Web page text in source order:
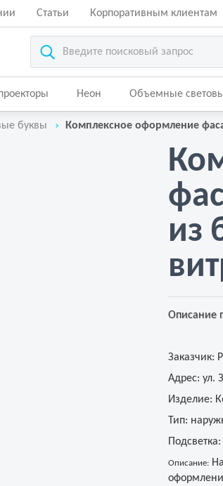
Статьи Корпоративным клиентам
Неон Объемные
буквы Комплексное оформление
из
Описание
Заказчик:
Адрес: ул.
Изделие:
Тип:
Подсветка:
Описание: